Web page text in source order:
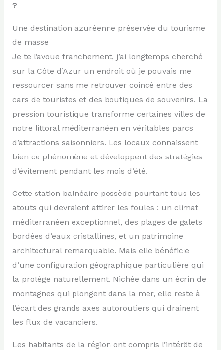
?
Une destination azuréenne préservée du tourisme
de masse
Je te l’avoue franchement, j’ai longtemps cherché
sur la Côte d’Azur un endroit où je pouvais me
ressourcer sans me retrouver coincé entre des
cars de touristes et des boutiques de souvenirs. La
pression touristique transforme certaines villes de
notre littoral méditerranéen en véritables parcs
d’attractions saisonniers. Les locaux connaissent
bien ce phénomène et développent des stratégies
d’évitement pendant les mois d’été.
Cette station balnéaire possède pourtant tous les
atouts qui devraient attirer les foules : un climat
méditerranéen exceptionnel, des plages de galets
bordées d’eaux cristallines, et un patrimoine
architectural remarquable. Mais elle bénéficie
d’une configuration géographique particulière qui
la protège naturellement. Nichée dans un écrin de
montagnes qui plongent dans la mer, elle reste à
l’écart des grands axes autoroutiers qui drainent
les flux de vacanciers.
Les habitants de la région ont compris l’intérêt de